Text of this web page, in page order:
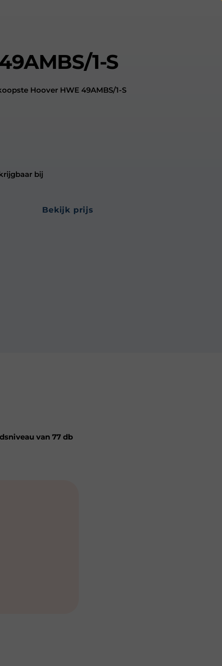
1-S
Hoover HWE 49AMBS/1-S
bij
bekijk prijs
van 77 db